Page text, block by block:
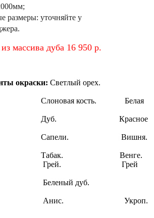
размеры: уточняйте у
массива дуба 16 950 р.
окраски: Светлый орех.
кость. Белая
Красное
Вишня.
Венге.
Грей
дуб.
Укроп.